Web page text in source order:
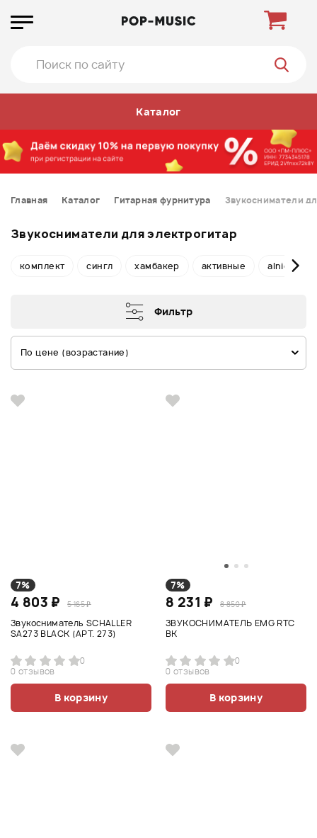
Каталог
Главная Каталог Гитарная фурнитура Звукосниматели
Звукосниматели для электрогитар
комплект сингл хамбакер активные alnico
Фильтр
По цене (возрастание)
7%
4 803 ₽ 5 165 ₽
Звукосниматель SCHALLER
SA273 BLACK (АРТ. 273)
0
0 отзывов
В корзину
7%
8 231 ₽ 8 850 ₽
ЗВУКОСНИМАТЕЛЬ EMG RTC
BK
0
0 отзывов
В корзину